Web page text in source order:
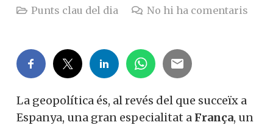
Punts clau del dia
No hi ha comentaris
La geopolítica és, al revés del que succeïx a
Espanya, una gran especialitat a França, un